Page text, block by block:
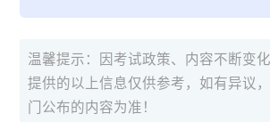
温馨提示：因考试政策、内容不断变
提供的以上信息仅供参考，如有异议
门公布的内容为准！